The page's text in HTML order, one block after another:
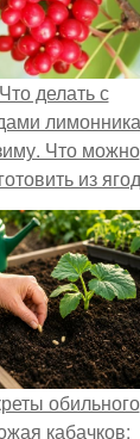
Что делать с
лимонника
Что можно
из ягод
китайского
лимонника?
обильного
кабачков: